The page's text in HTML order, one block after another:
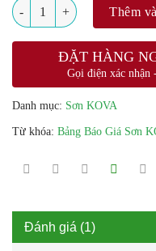
Số lượng
Thêm
ĐẶT HÀNG
Gọi điện xác nhận
Danh mục: Sơn KOVA
Từ khóa: Bảng Báo Giá Sơn
Đánh giá (1)